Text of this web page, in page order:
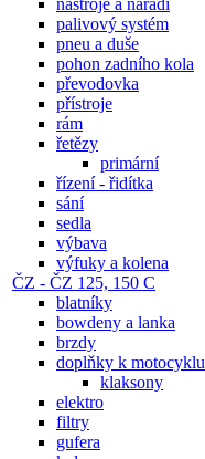
palivový systém
pneu a duše
pohon zadního kola
převodovka
přístroje
rám
řetězy
primární
řízení - řidítka
sání
sedla
výbava
výfuky a kolena
ČZ - ČZ 125, 150 C
blatníky
bowdeny a lanka
brzdy
doplňky k motocyklu
klaksony
elektro
filtry
gufera